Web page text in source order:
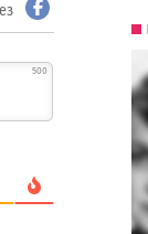
500